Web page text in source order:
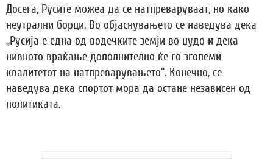
Досега, Русите можеа да се натпреваруваат, но како
неутрални борци. Во објаснувањето се наведува дека
„Русија е една од водечките земји во џудо и дека
нивното враќање дополнително ќе го зголеми
квалитетот на натпреварувањето“. Конечно, се
наведува дека спортот мора да остане независен од
политиката.